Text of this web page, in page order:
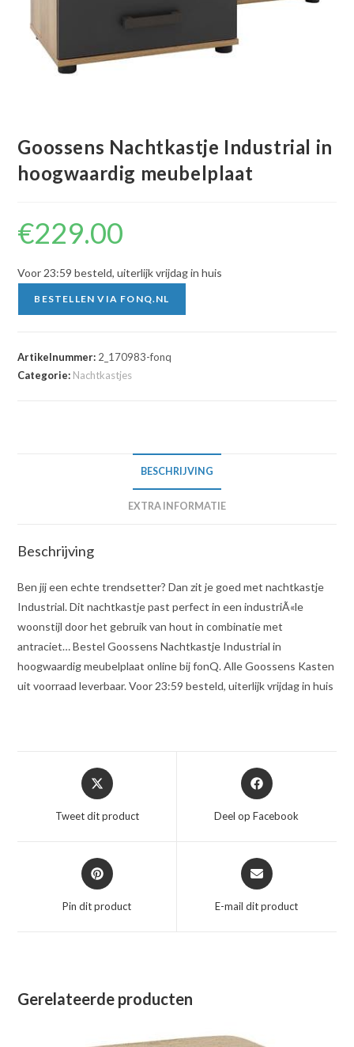
Goossens Nachtkastje Industrial in
hoogwaardig meubelplaat
€229.00
Voor 23:59 besteld, uiterlijk vrijdag in huis
BESTELLEN VIA FONQ.NL
Artikelnummer: 2_170983-fonq
Categorie: Nachtkastjes
BESCHRIJVING
EXTRA INFORMATIE
Beschrijving
Ben jij een echte trendsetter? Dan zit je goed met nachtkastje
Industrial. Dit nachtkastje past perfect in een industriÃ«le
woonstijl door het gebruik van hout in combinatie met
antraciet… Bestel Goossens Nachtkastje Industrial in
hoogwaardig meubelplaat online bij fonQ. Alle Goossens Kasten
uit voorraad leverbaar. Voor 23:59 besteld, uiterlijk vrijdag in huis
Opent
in
nieuw
Tweet dit product
Opent
in
nieuw
Deel op Facebook
Opent
in
nieuw
Pin dit product
Opent
in
nieuw
E-mail dit product
Gerelateerde producten